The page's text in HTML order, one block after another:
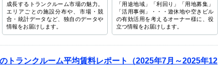
成長するトランクルーム市場の魅力。
エリアごとの施設分布や、市場・競
合・統計データなど、独自のデータや
情報をお届けします。
「用途地域」「利回り」「用地募集」
「活用事例」・・・遊休地や空きビル
の有効活用を考えるオーナー様に、役
立つ情報をお届けします。
トランクルーム平均賃料レポート（2025年7月～2025年12